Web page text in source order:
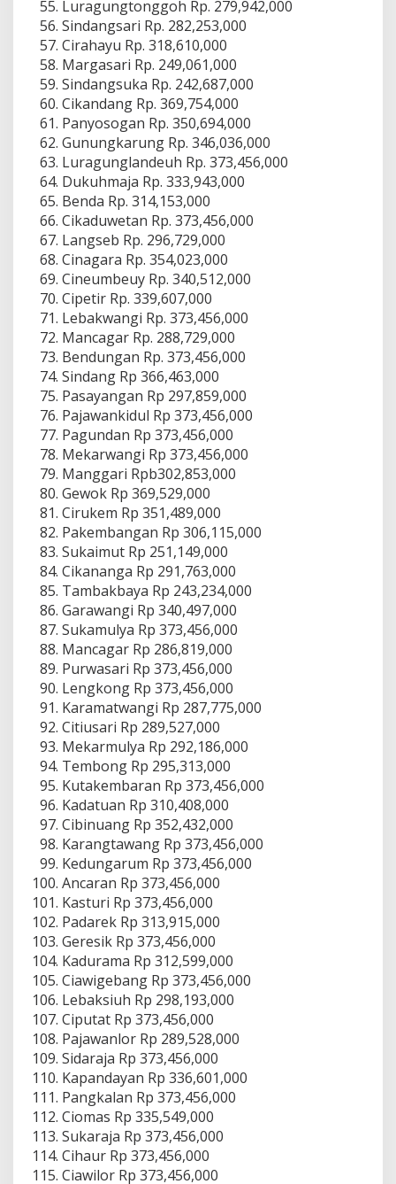
Luragungtonggoh Rp. 279,942,000
Sindangsari Rp. 282,253,000
Cirahayu Rp. 318,610,000
Margasari Rp. 249,061,000
Sindangsuka Rp. 242,687,000
Cikandang Rp. 369,754,000
Panyosogan Rp. 350,694,000
Gunungkarung Rp. 346,036,000
Luragunglandeuh Rp. 373,456,000
Dukuhmaja Rp. 333,943,000
Benda Rp. 314,153,000
Cikaduwetan Rp. 373,456,000
Langseb Rp. 296,729,000
Cinagara Rp. 354,023,000
Cineumbeuy Rp. 340,512,000
Cipetir Rp. 339,607,000
Lebakwangi Rp. 373,456,000
Mancagar Rp. 288,729,000
Bendungan Rp. 373,456,000
Sindang Rp 366,463,000
Pasayangan Rp 297,859,000
Pajawankidul Rp 373,456,000
Pagundan Rp 373,456,000
Mekarwangi Rp 373,456,000
Manggari Rpb302,853,000
Gewok Rp 369,529,000
Cirukem Rp 351,489,000
Pakembangan Rp 306,115,000
Sukaimut Rp 251,149,000
Cikananga Rp 291,763,000
Tambakbaya Rp 243,234,000
Garawangi Rp 340,497,000
Sukamulya Rp 373,456,000
Mancagar Rp 286,819,000
Purwasari Rp 373,456,000
Lengkong Rp 373,456,000
Karamatwangi Rp 287,775,000
Citiusari Rp 289,527,000
Mekarmulya Rp 292,186,000
Tembong Rp 295,313,000
Kutakembaran Rp 373,456,000
Kadatuan Rp 310,408,000
Cibinuang Rp 352,432,000
Karangtawang Rp 373,456,000
Kedungarum Rp 373,456,000
Ancaran Rp 373,456,000
Kasturi Rp 373,456,000
Padarek Rp 313,915,000
Geresik Rp 373,456,000
Kadurama Rp 312,599,000
Ciawigebang Rp 373,456,000
Lebaksiuh Rp 298,193,000
Ciputat Rp 373,456,000
Pajawanlor Rp 289,528,000
Sidaraja Rp 373,456,000
Kapandayan Rp 336,601,000
Pangkalan Rp 373,456,000
Ciomas Rp 335,549,000
Sukaraja Rp 373,456,000
Cihaur Rp 373,456,000
Ciawilor Rp 373,456,000